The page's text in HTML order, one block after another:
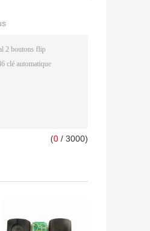
(0 / 3000)